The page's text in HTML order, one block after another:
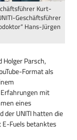
Kurt-
Geschäftsführer
Hans-Jürgen
Parsch,
Format als
mit
eines
der UNITI hatten die
Fuels betanktes